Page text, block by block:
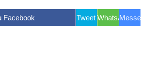
Facebook Tweet WhatsApp